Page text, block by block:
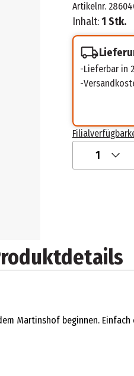
Artikelnr.
Inhalt:1 Stk.
Lieferbar in
1
Martinshof beginnen.